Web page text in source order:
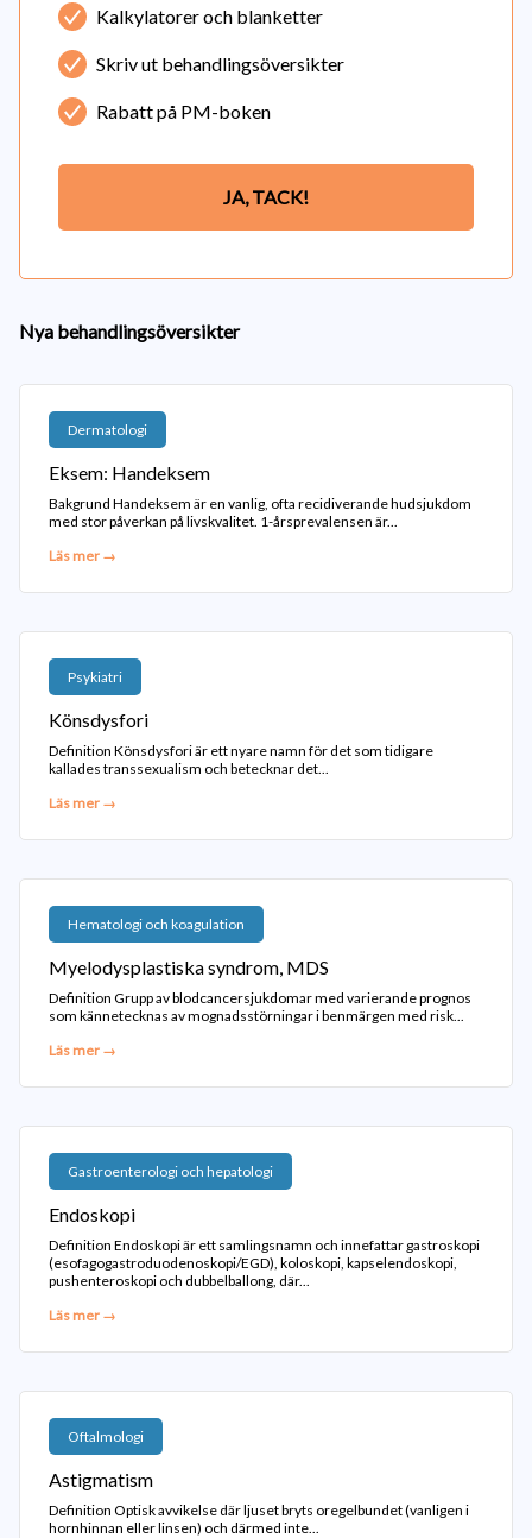
Kalkylatorer och blanketter
Skriv ut behandlingsöversikter
Rabatt på PM-boken
JA, TACK!
Nya behandlingsöversikter
Dermatologi
Eksem: Handeksem
Bakgrund Handeksem är en vanlig, ofta recidiverande hudsjukdom
med stor påverkan på livskvalitet. 1-årsprevalensen är...
Läs mer →
Psykiatri
Könsdysfori
Definition Könsdysfori är ett nyare namn för det som tidigare
kallades transsexualism och betecknar det...
Läs mer →
Hematologi och koagulation
Myelodysplastiska syndrom, MDS
Definition Grupp av blodcancersjukdomar med varierande prognos
som kännetecknas av mognadsstörningar i benmärgen med risk...
Läs mer →
Gastroenterologi och hepatologi
Endoskopi
Definition Endoskopi är ett samlingsnamn och innefattar gastroskopi
(esofagogastroduodenoskopi/EGD), koloskopi, kapselendoskopi,
pushenteroskopi och dubbelballong, där...
Läs mer →
Oftalmologi
Astigmatism
Definition Optisk avvikelse där ljuset bryts oregelbundet (vanligen i
hornhinnan eller linsen) och därmed inte...